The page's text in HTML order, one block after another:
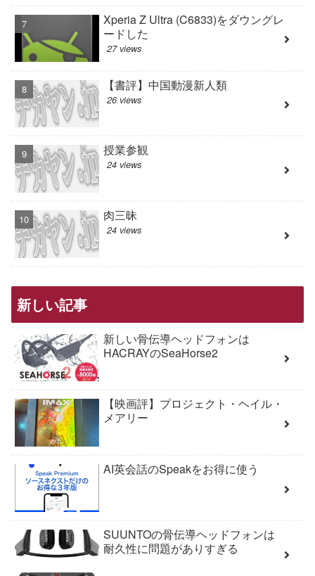
Xperia Z Ultra (C6833)をダウングレ
ードした
27 views
【書評】中国動漫新人類
26 views
授業参観
24 views
肉三昧
24 views
新しい記事
新しい骨伝導ヘッドフォンは
HACRAYのSeaHorse2
【映画評】プロジェクト・ヘイル・
メアリー
AI英会話のSpeakをお得に使う
SUUNTOの骨伝導ヘッドフォンは
耐久性に問題がありすぎる